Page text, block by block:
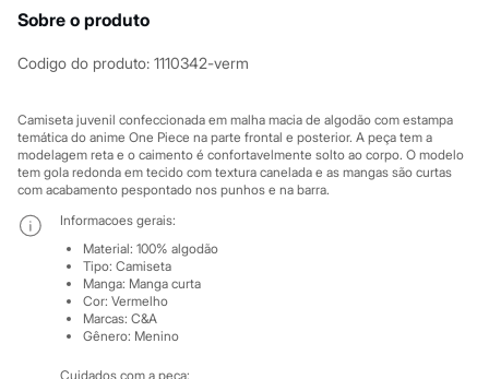
Chinelos
Sandálias
Marcas
City
Clock House
Mindset
Sawary
Yessica
Moda esportiva
Acessórios
Blusas
Calçados
Leggings
Shorts e Bermudas
Sobre o produto
Codigo do produto: 1110342-verm
Camiseta juvenil confeccionada em malha macia de algodão com estampa
temática do anime One Piece na parte frontal e posterior. A peça tem a
modelagem reta e o caimento é confortavelmente solto ao corpo. O modelo
tem gola redonda em tecido com textura canelada e as mangas são curtas
com acabamento pespontado nos punhos e na barra.
Informacoes gerais:
Material: 100% algodão
Tipo: Camiseta
Manga: Manga curta
Cor: Vermelho
Marcas: C&A
Gênero: Menino
Cuidados com a peca: